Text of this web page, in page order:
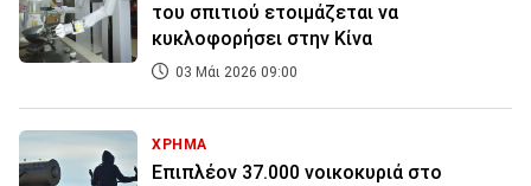
του σπιτιού ετοιμάζεται να
κυκλοφορήσει στην Κίνα
03 Μάι 2026 09:00
ΧΡΗΜΑ
Επιπλέον 37.000 νοικοκυριά στο